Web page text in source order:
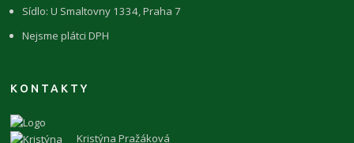
Sídlo: U Smaltovny 1334, Praha 7
Nejsme plátci DPH
KONTAKTY
Kristýna Pražáková